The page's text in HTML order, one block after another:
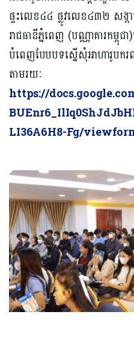
ផ្ទះលេខ៤៤ ផ្លូវលេខ៤៣២ សង្
រាជធានីភ្នំពេញ (បណ្ណាគារកម្ពុ
បំពេញបែបបទស្នើសុំអាហារូបក
តាមរយៈ
https://
LI36A6H8-Fg/